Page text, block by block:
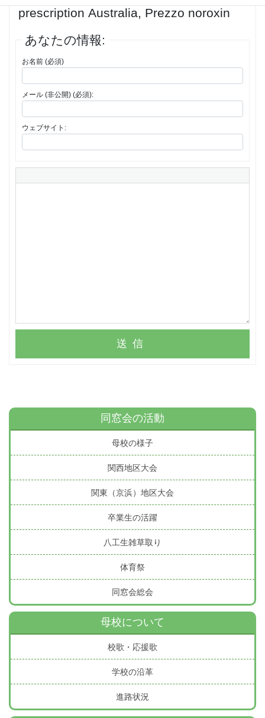
prescription Australia, Prezzo noroxin
あなたの情報:
お名前 (必須)
メール (非公開) (必須):
ウェブサイト:
送信
同窓会の活動
母校の様子
関西地区大会
関東（京浜）地区大会
卒業生の活躍
八工生雑草取り
体育祭
同窓会総会
母校について
校歌・応援歌
学校の沿革
進路状況